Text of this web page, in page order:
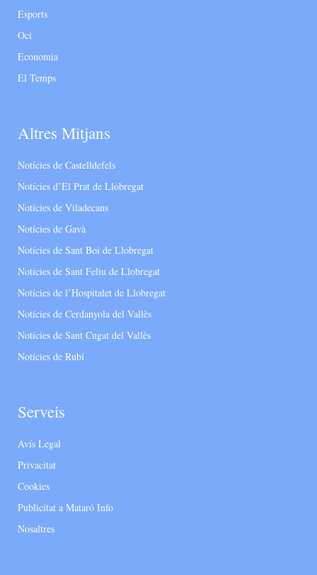
Esports
Oci
Economia
El Temps
Altres Mitjans
Notícies de Castelldefels
Notícies d’El Prat de Llobregat
Notícies de Viladecans
Notícies de Gavà
Notícies de Sant Boi de Llobregat
Notícies de Sant Feliu de Llobregat
Notícies de l’Hospitalet de Llobregat
Notícies de Cerdanyola del Vallès
Notícies de Sant Cugat del Vallès
Notícies de Rubí
Serveis
Avís Legal
Privacitat
Cookies
Publicitat a Mataró Info
Nosaltres